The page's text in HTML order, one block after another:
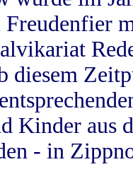
Freudenfier
diesem
Kinder aus
- in